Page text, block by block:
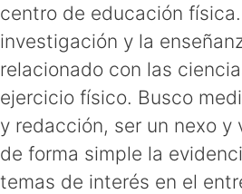
centro de educación
investigación y la
relacionado con las
ejercicio físico. Busco
y redacción, ser un nexo y
de forma simple la
temas de interés en el